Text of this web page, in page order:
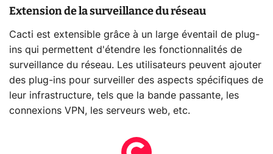
Extension de la surveillance du réseau
Cacti est extensible grâce à un large éventail de plug-
ins qui permettent d'étendre les fonctionnalités de
surveillance du réseau. Les utilisateurs peuvent ajouter
des plug-ins pour surveiller des aspects spécifiques de
leur infrastructure, tels que la bande passante, les
connexions VPN, les serveurs web, etc.